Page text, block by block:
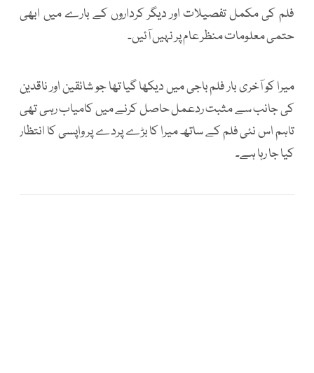
فلم کی مکمل تفصیلات اور دیگر کرداروں کے بارے میں ابھی
حتمی معلومات منظر عام پر نہیں آئیں۔
میرا کو آخری بار فلم باجی میں دیکھا گیا تھا جو شائقین اور ناقدین
کی جانب سے مثبت ردعمل حاصل کرنے میں کامیاب رہی تھی
تاہم اس نئی فلم کے ساتھ میرا کا بڑے پردے پر واپسی کا انتظار
کیا جا رہا ہے۔